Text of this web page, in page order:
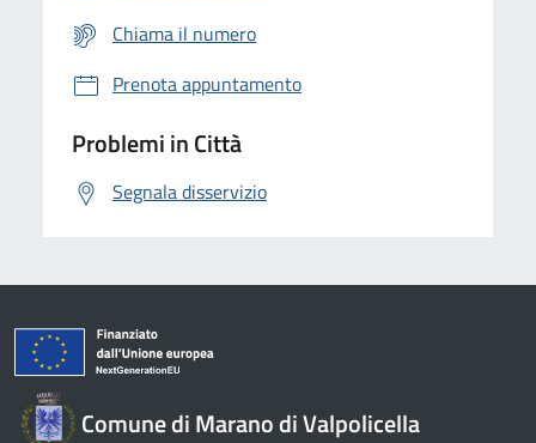
Chiama il numero
Prenota appuntamento
Problemi in Città
Segnala disservizio
Comune di Marano di Valpolicella